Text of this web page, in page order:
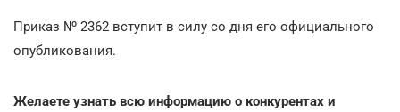
Приказ № 2362 вступит в силу со дня его официального
опубликования.
Желаете узнать всю информацию о конкурентах и